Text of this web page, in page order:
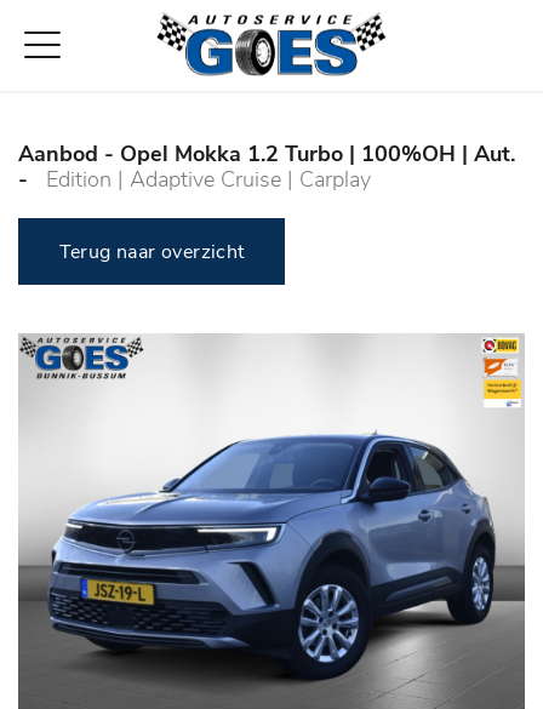
Aanbod - Opel Mokka 1.2 Turbo | 100%OH | Aut.
-
Edition | Adaptive Cruise | Carplay
Terug naar overzicht